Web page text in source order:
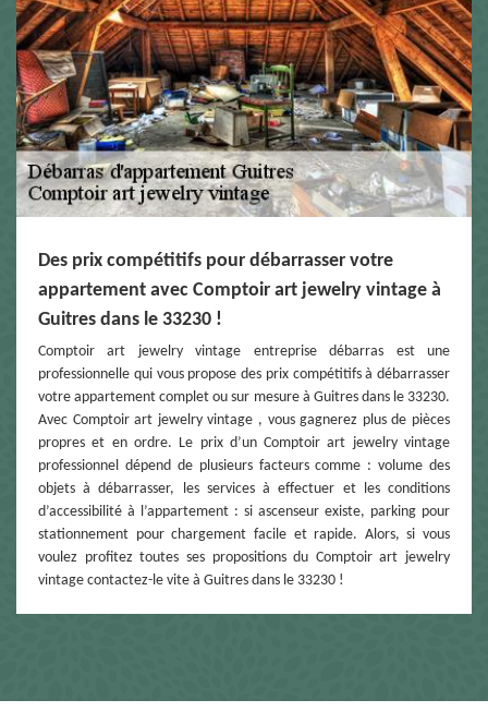
Des prix compétitifs pour débarrasser votre
appartement avec Comptoir art jewelry vintage à
Guitres dans le 33230 !
Comptoir art jewelry vintage entreprise débarras est une
professionnelle qui vous propose des prix compétitifs à débarrasser
votre appartement complet ou sur mesure à Guitres dans le 33230.
Avec Comptoir art jewelry vintage , vous gagnerez plus de pièces
propres et en ordre. Le prix d’un Comptoir art jewelry vintage
professionnel dépend de plusieurs facteurs comme : volume des
objets à débarrasser, les services à effectuer et les conditions
d’accessibilité à l’appartement : si ascenseur existe, parking pour
stationnement pour chargement facile et rapide. Alors, si vous
voulez profitez toutes ses propositions du Comptoir art jewelry
vintage contactez-le vite à Guitres dans le 33230 !